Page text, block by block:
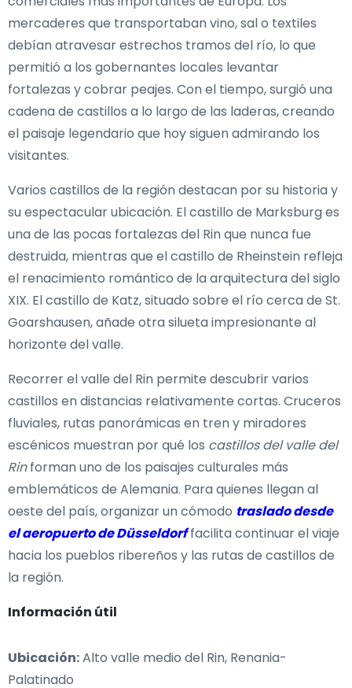
mercaderes que transportaban vino, sal o textiles
debían atravesar estrechos tramos del río, lo que
permitió a los gobernantes locales levantar
fortalezas y cobrar peajes. Con el tiempo, surgió una
cadena de castillos a lo largo de las laderas, creando
el paisaje legendario que hoy siguen admirando los
visitantes.
Varios castillos de la región destacan por su historia y
su espectacular ubicación. El castillo de Marksburg es
una de las pocas fortalezas del Rin que nunca fue
destruida, mientras que el castillo de Rheinstein refleja
el renacimiento romántico de la arquitectura del siglo
XIX. El castillo de Katz, situado sobre el río cerca de St.
Goarshausen, añade otra silueta impresionante al
horizonte del valle.
Recorrer el valle del Rin permite descubrir varios
castillos en distancias relativamente cortas. Cruceros
fluviales, rutas panorámicas en tren y miradores
escénicos muestran por qué los castillos del valle del
Rinforman uno de los paisajes culturales más
emblemáticos de Alemania. Para quienes llegan al
oeste del país, organizar un cómodo traslado desde
el aeropuerto de Düsseldorffacilita continuar el viaje
hacia los pueblos ribereños y las rutas de castillos de
la región.
Información útil
Ubicación:Alto valle medio del Rin, Renania-
Palatinado